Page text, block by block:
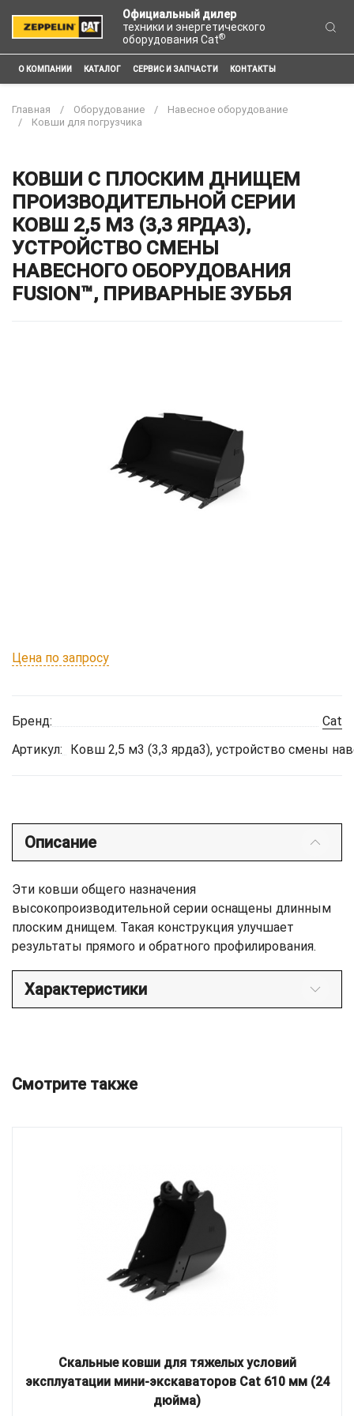
Официальный дилер
техники и энергетического
оборудования Cat®
О КОМПАНИИ КАТАЛОГ СЕРВИС И ЗАПЧАСТИ КОНТАКТЫ
Главная Оборудование
Навесное оборудование
Ковши для погрузчика
КОВШИ С ПЛОСКИМ ДНИЩЕМ
ПРОИЗВОДИТЕЛЬНОЙ СЕРИИ
КОВШ 2,5 М3 (3,3 ЯРДА3),
УСТРОЙСТВО СМЕНЫ
НАВЕСНОГО ОБОРУДОВАНИЯ
FUSION™, ПРИВАРНЫЕ ЗУБЬЯ
Цена по запросу
Бренд:
Cat
Артикул:
Ковш 2,5 м3 (3,3 ярда3), устройство смены
Описание
Эти ковши общего назначения
высокопроизводительной серии оснащены длинным
плоским днищем. Такая конструкция улучшает
результаты прямого и обратного профилирования.
Характеристики
Смотрите также
Скальные ковши для тяжелых условий
эксплуатации мини-экскаваторов Cat 610 мм (24
дюйма)